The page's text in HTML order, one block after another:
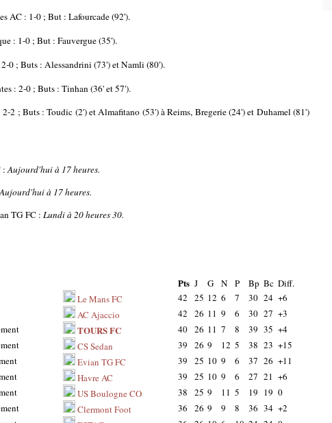
AC : 1-0 ; But : Lafourcade (92').
: 1-0 ; But : Fauvergue (35').
0 ; Buts : Alessandrini (73') et Namli (80').
: 2-0 ; Buts : Tinhan (36' et 57').
2-2 ; Buts : Toudic (2') et Almafitano (53') à Reims, Bregerie (24') et Duhamel (81')
:Aujourd'hui à 17 heures.
Aujourd'hui à 17 heures.
TG FC : Lundi à 20 heures 30.
Pts J G N P Bp Bc Diff.
Le Mans FC 42 25 12 6 7 30 24 +6
AC Ajaccio 42 26 11 9 6 30 27 +3
TOURS FC 40 26 11 7 8 39 35 +4
CS Sedan 39 26 9 12 5 38 23 +15
Evian TG FC 39 25 10 9 6 37 26 +11
Havre AC 39 25 10 9 6 27 21 +6
US Boulogne CO 38 25 9 11 5 19 19 0
Clermont Foot 36 26 9 9 8 36 34 +2